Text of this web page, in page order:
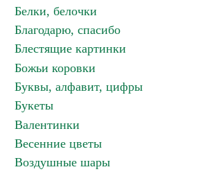
Белки, белочки
Благодарю, спасибо
Блестящие картинки
Божьи коровки
Буквы, алфавит, цифры
Букеты
Валентинки
Весенние цветы
Воздушные шары